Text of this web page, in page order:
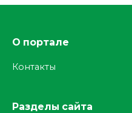
О портале
Контакты
Разделы сайта